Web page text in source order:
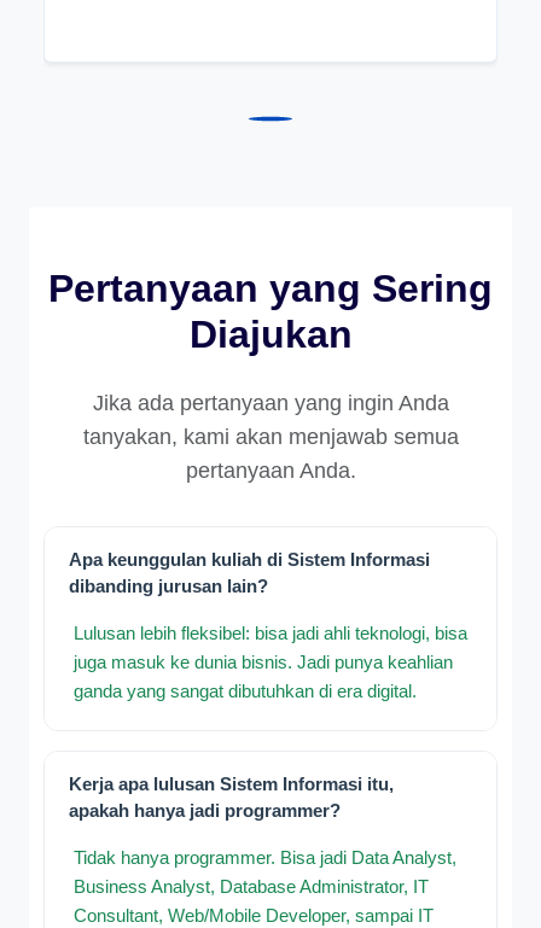
Pertanyaan yang Sering
Diajukan
Jika ada pertanyaan yang ingin Anda
tanyakan, kami akan menjawab semua
pertanyaan Anda.
Apa keunggulan kuliah di Sistem Informasi
dibanding jurusan lain?
Lulusan lebih fleksibel: bisa jadi ahli teknologi, bisa
juga masuk ke dunia bisnis. Jadi punya keahlian
ganda yang sangat dibutuhkan di era digital.
Kerja apa lulusan Sistem Informasi itu,
apakah hanya jadi programmer?
Tidak hanya programmer. Bisa jadi Data Analyst,
Business Analyst, Database Administrator, IT
Consultant, Web/Mobile Developer, sampai IT